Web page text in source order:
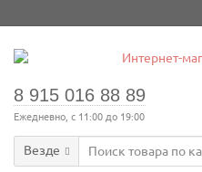
8 915 016 88 89
Ежедневно, с 11:00 до 19:00
Везде